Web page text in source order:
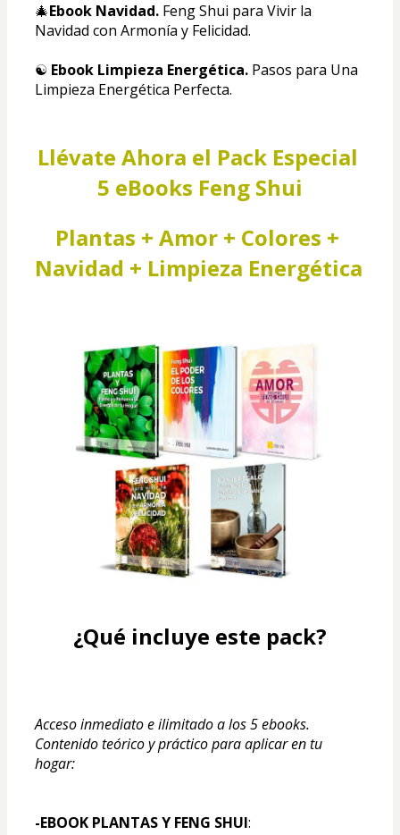
🎄Ebook Navidad. Feng Shui para Vivir la
Navidad con Armonía y Felicidad.
☯️ Ebook Limpieza Energética. Pasos para Una
Limpieza Energética Perfecta.
Llévate Ahora el Pack Especial
5 eBooks Feng Shui
Plantas + Amor + Colores +
Navidad + Limpieza Energética
¿Qué incluye este pack?
Acceso inmediato e ilimitado a los 5 ebooks.
Contenido teórico y práctico para aplicar en tu
hogar:
-EBOOK PLANTAS Y FENG SHUI: